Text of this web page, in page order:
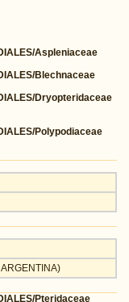
Aspleniaceae
Blechnaceae
Dryopteridaceae
Polypodiaceae
Pteridaceae